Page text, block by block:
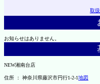
取
お知らせはありません。
NEW湘南台店
住所 ： 神奈川県藤沢市円行1-2-1地図